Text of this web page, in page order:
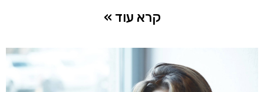
קרא עוד »